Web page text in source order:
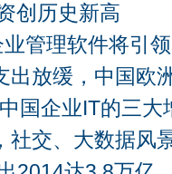
创历史新高
管理软件将引
出放缓，中国欧
国企业IT的三大
社交、大数据风